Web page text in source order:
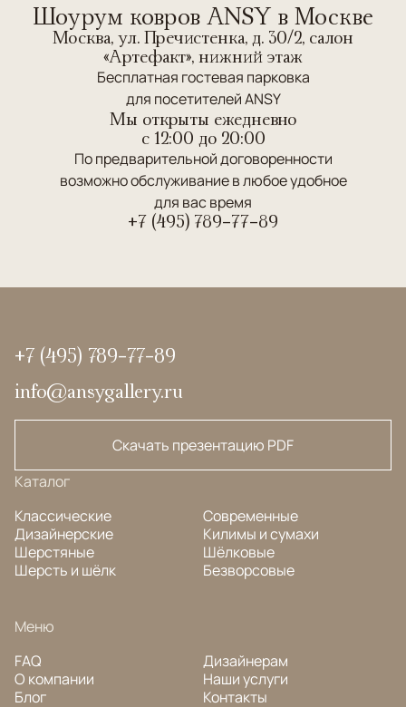
Шоурум ковров ANSY в Москве
Москва, ул. Пречистенка, д. 30/2, салон
«Артефакт», нижний этаж
Бесплатная гостевая парковка
для посетителей ANSY
Мы открыты ежедневно
c 12:00 до 20:00
По предварительной договоренности
возможно обслуживание в любое удобное
для вас время
+7 (495) 789-77-89
+7 (495) 789-77-89
info@ansygallery.ru
Скачать презентацию PDF
Каталог
Классические
Дизайнерские
Шерстяные
Шерсть и шёлк
Современные
Килимы и сумахи
Шёлковые
Безворсовые
Меню
FAQ
О компании
Блог
Дизайнерам
Наши услуги
Контакты